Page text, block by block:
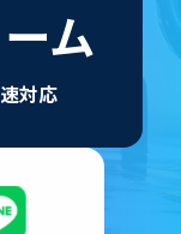
ム
対応